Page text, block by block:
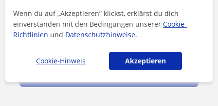
Durch Klicken auf eine der beiden Schaltflächen stimmen Sie
Nachricht senden
Wenn du auf „Akzeptieren” klickst, erklärst du dich
einverstanden mit den Bedingungen unsererCookie-
Richtlinien und Datenschutzhinweise.
Cookie-Hinweis Akzeptieren